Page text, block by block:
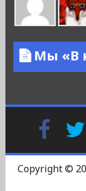
Мы «В
Copyright ©